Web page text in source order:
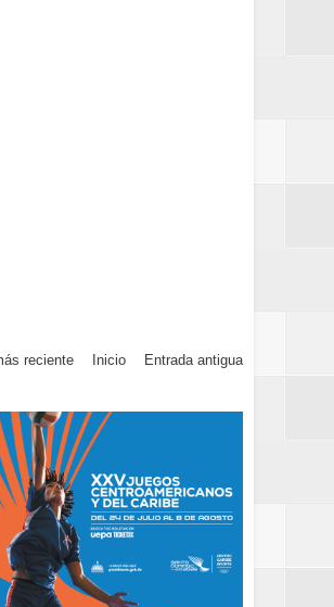
reciente Entrada antigua
Inicio